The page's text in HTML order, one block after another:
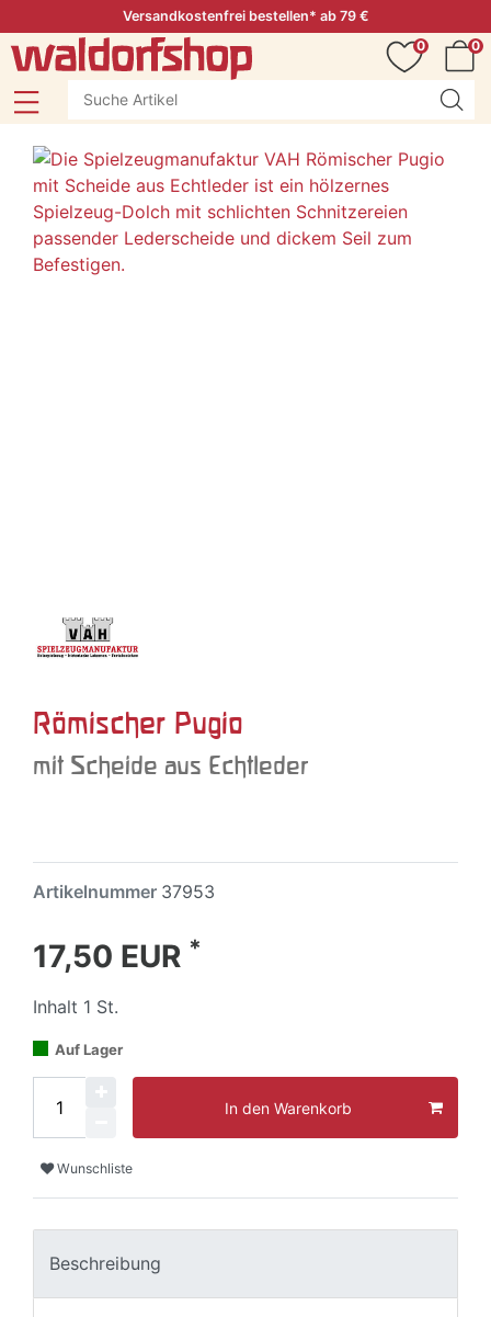
Versandkostenfrei bestellen* ab 79 €
0
0
Römischer Pugio
mit Scheide aus Echtleder
Artikelnummer 37953
17,50 EUR *
Inhalt 1 St.
Auf Lager
In den Warenkorb
Wunschliste
Beschreibung